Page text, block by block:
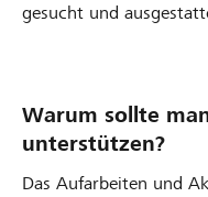
gesucht und
Warum sollte
unterstützen?
Das Aufarbeiten und